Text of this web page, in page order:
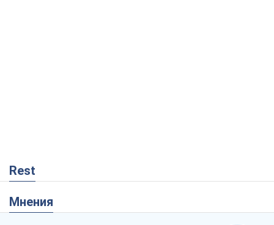
Rest
Мнения